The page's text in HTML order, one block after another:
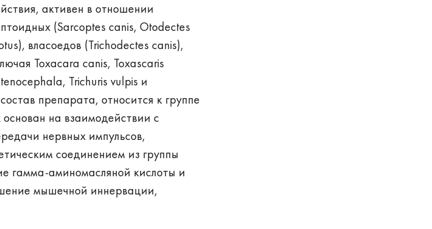
активен в отношении
(Sarcoptes canis, Otodectes
власоедов (Trichodectes canis),
Toxacara canis, Toxascaris
Trichuris vulpis и
препарата, относится к группе
на взаимодействии с
нервных импульсов,
соединением из группы
гамма-аминомасляной кислоты и
мышечной иннервации,